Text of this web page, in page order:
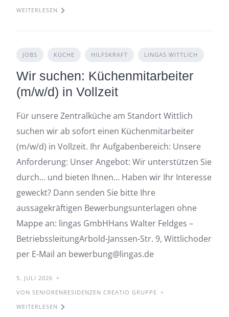
WEITERLESEN
JOBS KÜCHE HILFSKRAFT LINGAS WITTLICH
Wir suchen: Küchenmitarbeiter
(m/w/d) in Vollzeit
Für unsere Zentralküche am Standort Wittlich
suchen wir ab sofort einen Küchenmitarbeiter
(m/w/d) in Vollzeit. Ihr Aufgabenbereich: Unsere
Anforderung: Unser Angebot: Wir unterstützen Sie
durch… und bieten Ihnen… Haben wir Ihr Interesse
geweckt? Dann senden Sie bitte Ihre
aussagekräftigen Bewerbungsunterlagen ohne
Mappe an: lingas GmbHHans Walter Feldges –
BetriebssleitungArbold-Janssen-Str. 9, Wittlichoder
per E-Mail an bewerbung@lingas.de
5. JULI 2026
VON SENIORENRESIDENZEN CREATIO GRUPPE
WEITERLESEN